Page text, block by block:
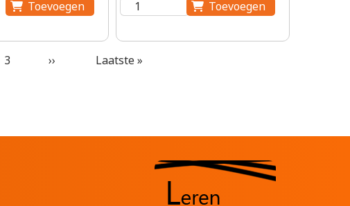
Page
3 Volgende pagina
›› Laatste pagina
Laatste »